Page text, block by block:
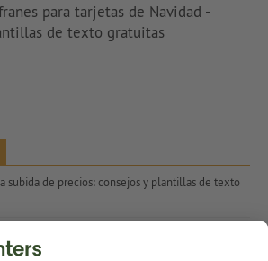
para tarjetas de Navidad -
de texto gratuitas
subida de precios: consejos y plantillas de texto